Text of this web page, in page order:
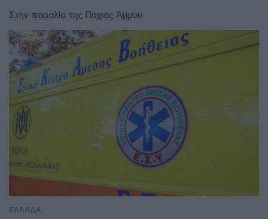
Στην παραλία της Παχιάς Άμμου
ΕΛΛΑΔΑ